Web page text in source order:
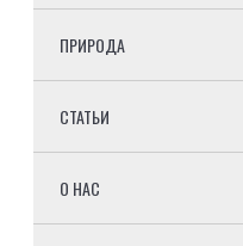
ПРИРОДА
СТАТЬИ
О НАС